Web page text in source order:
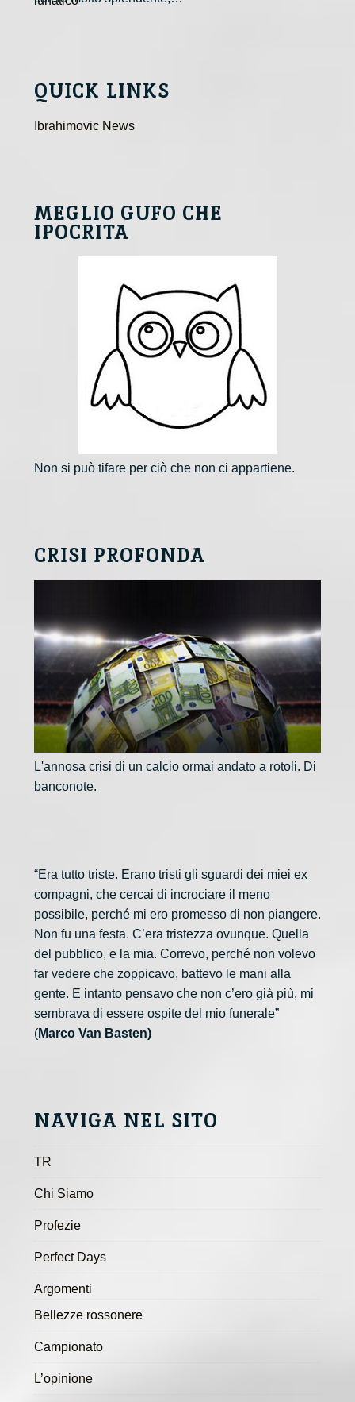
QUICK LINKS
Ibrahimovic News
MEGLIO GUFO CHE
IPOCRITA
Non si può tifare per ciò che non ci appartiene.
CRISI PROFONDA
L'annosa crisi di un calcio ormai andato a rotoli. Di
banconote.
“Era tutto triste. Erano tristi gli sguardi dei miei ex
compagni, che cercai di incrociare il meno
possibile, perché mi ero promesso di non piangere.
Non fu una festa. C’era tristezza ovunque. Quella
del pubblico, e la mia. Correvo, perché non volevo
far vedere che zoppicavo, battevo le mani alla
gente. E intanto pensavo che non c’ero già più, mi
sembrava di essere ospite del mio funerale”
(Marco Van Basten)
NAVIGA NEL SITO
TR
Chi Siamo
Profezie
Perfect Days
Argomenti
Bellezze rossonere
Campionato
L’opinione